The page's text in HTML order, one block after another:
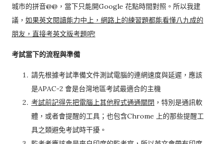
城市的拼音@@，當下只能開Google 花點時間對照。所以我建
議， 如果英文閱讀能力中上，網路上的練習題都能看懂八九成的
朋友，直接考英文版考題吧!
考試當下的流程與準備
請先根據考試準備文件測試電腦的連網速度與延遲，應該
是APAC-2 會是台灣地區考試最適合的主機
考試前記得先把電腦上其他程式通通關閉 ，特別是通訊軟
體，或者會提醒的工具；也包含Chrome 上的那些提醒工
具之類避免考試時干擾。